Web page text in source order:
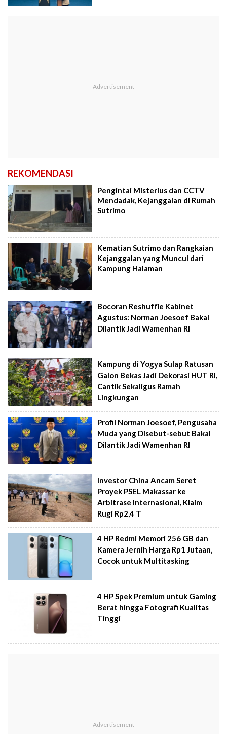
REKOMENDASI
Pengintai Misterius dan CCTV
Mendadak, Kejanggalan di Rumah
Sutrimo
Kematian Sutrimo dan Rangkaian
Kejanggalan yang Muncul dari
Kampung Halaman
Bocoran Reshuffle Kabinet
Agustus: Norman Joesoef Bakal
Dilantik Jadi Wamenhan RI
Kampung di Yogya Sulap Ratusan
Galon Bekas Jadi Dekorasi HUT RI,
Cantik Sekaligus Ramah
Lingkungan
Profil Norman Joesoef, Pengusaha
Muda yang Disebut-sebut Bakal
Dilantik Jadi Wamenhan RI
Investor China Ancam Seret
Proyek PSEL Makassar ke
Arbitrase Internasional, Klaim
Rugi Rp2,4 T
4 HP Redmi Memori 256 GB dan
Kamera Jernih Harga Rp1 Jutaan,
Cocok untuk Multitasking
4 HP Spek Premium untuk Gaming
Berat hingga Fotografi Kualitas
Tinggi